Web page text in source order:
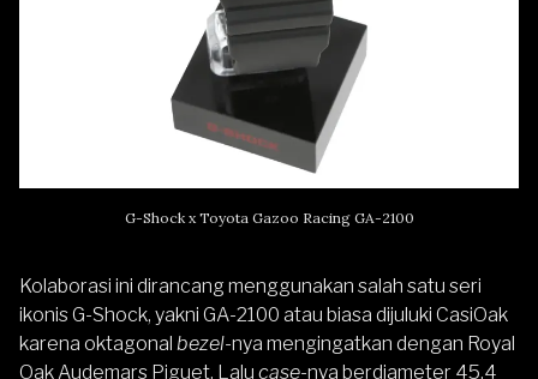
G-Shock x Toyota Gazoo Racing GA-2100
Kolaborasi ini dirancang menggunakan salah satu seri
ikonis G-Shock, yakni GA-2100 atau biasa dijuluki CasiOak
karena oktagonal bezel-nya mengingatkan dengan Royal
Oak Audemars Piguet. Lalu case-nya berdiameter 45,4